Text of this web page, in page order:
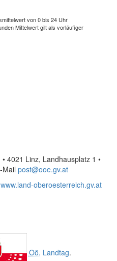
von 0 bis 24 Uhr
Mittelwert gilt als vorläufiger
4021 Linz, Landhausplatz 1 •
Mail post@ooe.gv.at
www.land-oberoesterreich.gv.at
Oö. Landtag.